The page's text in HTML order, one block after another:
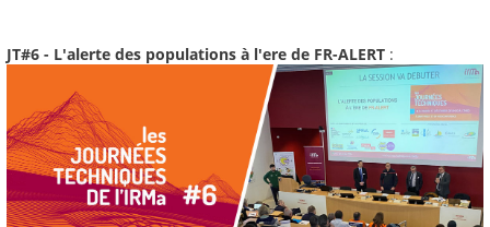
JT#6 - L'alerte des populations à l'ere de FR-ALERT :